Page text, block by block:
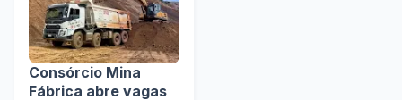
Consórcio Mina
Fábrica abre vagas